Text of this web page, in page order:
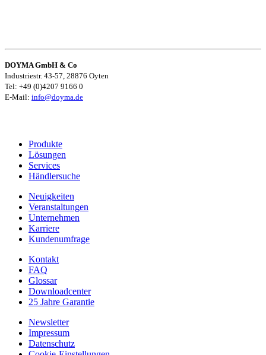
DOYMA GmbH & Co
Industriestr. 43-57, 28876 Oyten
Tel: +49 (0)4207 9166 0
E-Mail: info@doyma.de
Produkte
Lösungen
Services
Händlersuche
Neuigkeiten
Veranstaltungen
Unternehmen
Karriere
Kundenumfrage
Kontakt
FAQ
Glossar
Downloadcenter
25 Jahre Garantie
Newsletter
Impressum
Datenschutz